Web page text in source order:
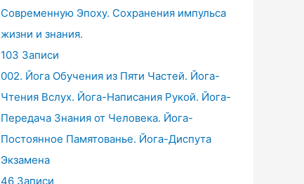
Современную Эпоху. Сохранения импульса
жизни и знания.
103 Записи
002. Йога Обучения из Пяти Частей. Йога-
Чтения Вслух. Йога-Написания Рукой. Йога-
Передача Знания от Человека. Йога-
Постоянное Памятованье. Йога-Диспута
Экзамена
46 Записи